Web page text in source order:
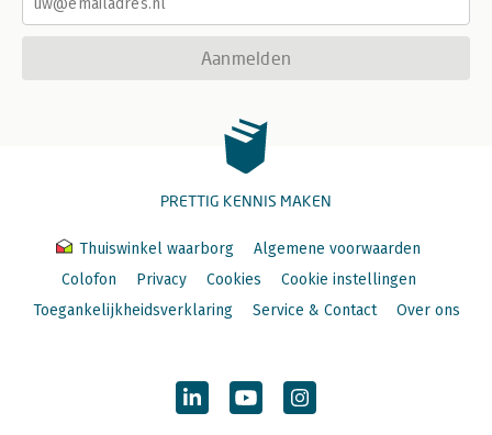
Aanmelden
PRETTIG KENNIS MAKEN
Thuiswinkel waarborg
Algemene voorwaarden
Colofon
Privacy Cookies
Cookie instellingen
Toegankelijkheidsverklaring
Service & Contact Over ons